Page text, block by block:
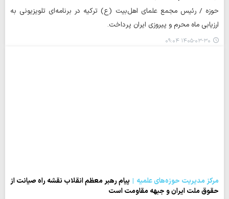
حوزه / رئیس مجمع علمای اهل‌بیت (ع) ترکیه در برنامه‌ای تلویزیونی به
ارزیابی ماه محرم و پیروزی ایران پرداخت.
۱۴۰۵-۰۳-۳۰ ۰۹:۰۴
مرکز مدیریت حوزه‌های علمیه
پیام رهبر معظم انقلاب نقشه راه صیانت از
حقوق ملت ایران و جبهه مقاومت است